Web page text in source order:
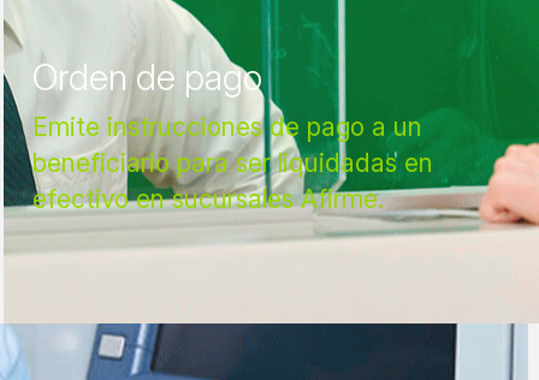
Orden de pago
Emite instrucciones de pago a un
beneficiario para ser liquidadas en
efectivo en sucursales Afirme.